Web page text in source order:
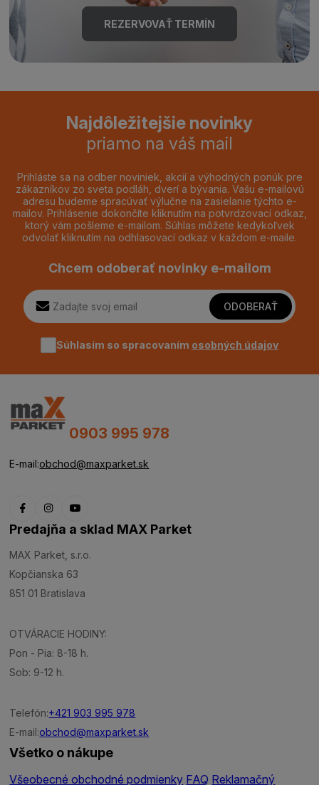
REZERVOVAŤ TERMÍN
Najdôležitejšie novinky
priamo na váš mail
Prihláste sa na odber noviniek, akcií a výhodných ponúk pre
zákazníkov zo sveta podláh, dverí a bývania. Vašu e-mailovú
adresu budeme spracúvať výlučne na zasielanie týchto e-
mailov. Prihlásenie dokončíte kliknutím na potvrdzovací odkaz,
ktorý vám pošleme e-mailom. Súhlas môžete kedykoľvek
odvolať kliknutím na odhlasovací odkaz v každom e-maile.
Chcem odoberať novinky e-mailom
ODOBERAŤ
Súhlasím so spracovaním osobných údajov
0903 995 978
E-mail:obchod@maxparket.sk
Predajňa a sklad MAX Parket
MAX Parket, s.r.o.
Kopčianska 63
851 01 Bratislava
OTVÁRACIE HODINY:
Pon - Pia: 8-18 h.
Sob: 9-12 h.
Telefón:+421 903 995 978
E-mail:obchod@maxparket.sk
Všetko o nákupe
Všeobecné obchodné podmienky FAQ Reklamačný